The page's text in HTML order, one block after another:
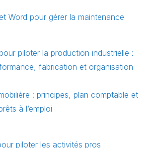
Word pour gérer la maintenance
piloter la production industrielle :
fabrication et organisation
: principes, plan comptable et
à l’emploi
piloter les activités pros